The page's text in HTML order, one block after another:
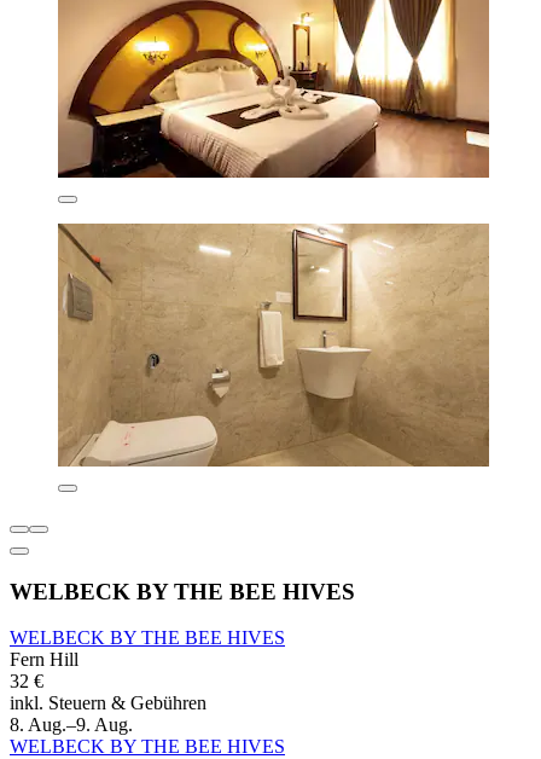
WELBECK BY THE BEE HIVES
WELBECK BY THE BEE HIVES
Fern Hill
32 €
inkl. Steuern & Gebühren
8. Aug.–9. Aug.
WELBECK BY THE BEE HIVES